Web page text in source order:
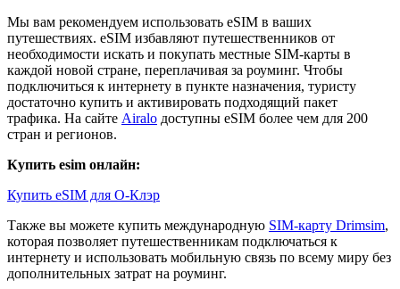
Мы вам рекомендуем использовать eSIM в ваших
путешествиях. eSIM избавляют путешественников от
необходимости искать и покупать местные SIM-карты в
каждой новой стране, переплачивая за роуминг. Чтобы
подключиться к интернету в пункте назначения, туристу
достаточно купить и активировать подходящий пакет
трафика. На сайте Airalo доступны eSIM более чем для 200
стран и регионов.
Купить esim онлайн:
Купить eSIM для О-Клэр
Также вы можете купить международную SIM-карту Drimsim,
которая позволяет путешественникам подключаться к
интернету и использовать мобильную связь по всему миру без
дополнительных затрат на роуминг.